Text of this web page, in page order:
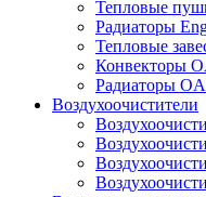
Тепловые
Радиаторы
Тепловые
Конвекторы
Радиаторы
Воздухоочистители